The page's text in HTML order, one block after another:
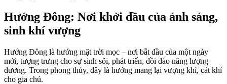
Hướng Đông: Nơi khởi đầu của ánh sáng,
sinh khí vượng
Hướng Đông là hướng mặt trời mọc – nơi bắt đầu của một ngày
mới, tượng trưng cho sự sinh sôi, phát triển, dồi dào năng lượng
dương. Trong phong thủy, đây là hướng mang lại vượng khí, cát khí
cho gia chủ.